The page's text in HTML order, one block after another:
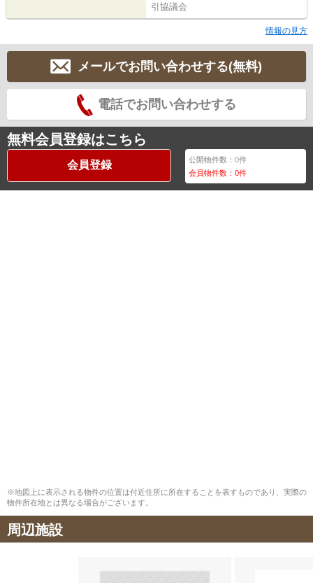
引協議会
情報の見方
メールでお問い合わせする(無料)
電話でお問い合わせする
無料会員登録はこちら
会員登録 公開物件数：0件
会員物件数：0件
※地図上に表示される物件の位置は付近住所に所在することを表すものであり、実際の
物件所在地とは異なる場合がございます。
周辺施設